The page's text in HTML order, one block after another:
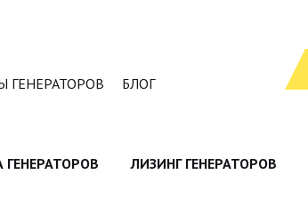
ГЕНЕРАТОРОВ
БЛОГ
ЛИЗИНГ ГЕНЕРАТОРОВ